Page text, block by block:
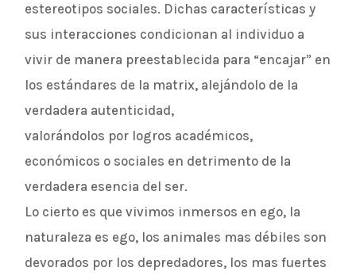
estereotipos sociales. Dichas características y
sus interacciones condicionan al individuo a
vivir de manera preestablecida para “encajar” en
los estándares de la matrix, alejándolo de la
verdadera autenticidad,
valorándolos por logros académicos,
económicos o sociales en detrimento de la
verdadera esencia del ser.
Lo cierto es que vivimos inmersos en ego, la
naturaleza es ego, los animales mas débiles son
devorados por los depredadores, los mas fuertes